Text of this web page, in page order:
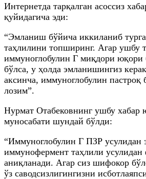
Интернетда тарқалган асоссиз
қуйидагича эди:
“Эмланиш бўйича иккиланиб
таҳлилини топширинг. Агар ушбу
иммуноглобулин Г миқдори юқори
бўлса, у ҳолда эмланишингиз
аксинча, иммуноглобулин
лозим”.
Нурмат Отабековнинг ушбу хабар
муносабати шундай бўлди:
“Иммуноглобулин Г ПЗР усулидан
иммунофермент таҳлили усулидан
аниқланади. Агар сиз шифокор
ўз саводсизлигингизни